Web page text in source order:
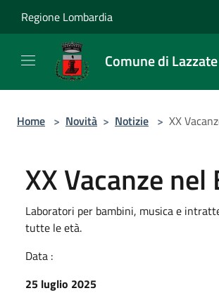
Regione Lombardia
Comune di Lazzate
Home > Novità > Notizie > XX
XX Vacanze nel
Laboratori per bambini, musica e
tutte le età.
Data :
25 luglio 2025